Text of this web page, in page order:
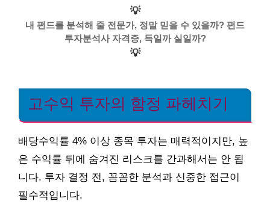
💡
내 펀드를 분석해 줄 전문가, 정말 믿을 수 있을까? 펀드
투자분석사 자격증, 득일까 실일까?
💡
고수익 투자의 함정 파헤치기
배당수익률 4% 이상 종목 투자는 매력적이지만, 높
은 수익률 뒤에 숨겨진 리스크를 간과해서는 안 됩
니다. 투자 결정 전, 꼼꼼한 분석과 신중한 접근이
필수적입니다.